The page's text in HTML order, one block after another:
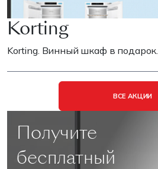
Korting
Korting. Винный шкаф в подарок.
ВСЕ АКЦИИ
Получите
бесплатный